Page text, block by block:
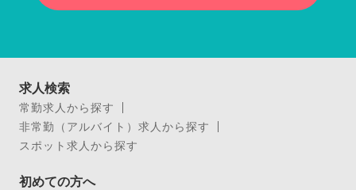
求人検索
常勤求人から探す
非常勤（アルバイト）求人から探す
スポット求人から探す
初めての方へ